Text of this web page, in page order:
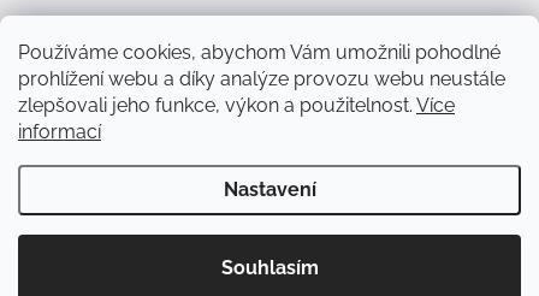
Používáme cookies, abychom Vám umožnili pohodlné
prohlížení webu a díky analýze provozu webu neustále
zlepšovali jeho funkce, výkon a použitelnost. Více
informací
Nastavení
Souhlasím
Vytvořil Shoptet
nastavení cookies